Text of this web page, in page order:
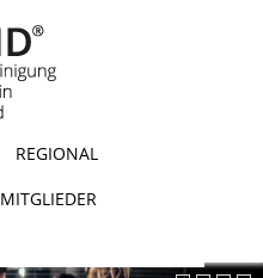
REGIONAL
MITGLIEDER
MITGLIED WERDEN